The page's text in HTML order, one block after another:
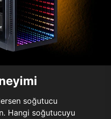
soğutucu
Hangi soğutucuyu